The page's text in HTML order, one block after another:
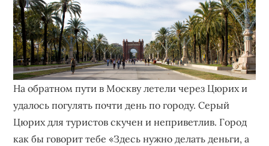
На обратном пути в Москву летели через Цюрих и
удалось погулять почти день по городу. Серый
Цюрих для туристов скучен и неприветлив. Город
как бы говорит тебе «Здесь нужно делать деньги, а